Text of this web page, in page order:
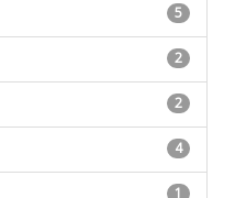
5
2
2
4
1